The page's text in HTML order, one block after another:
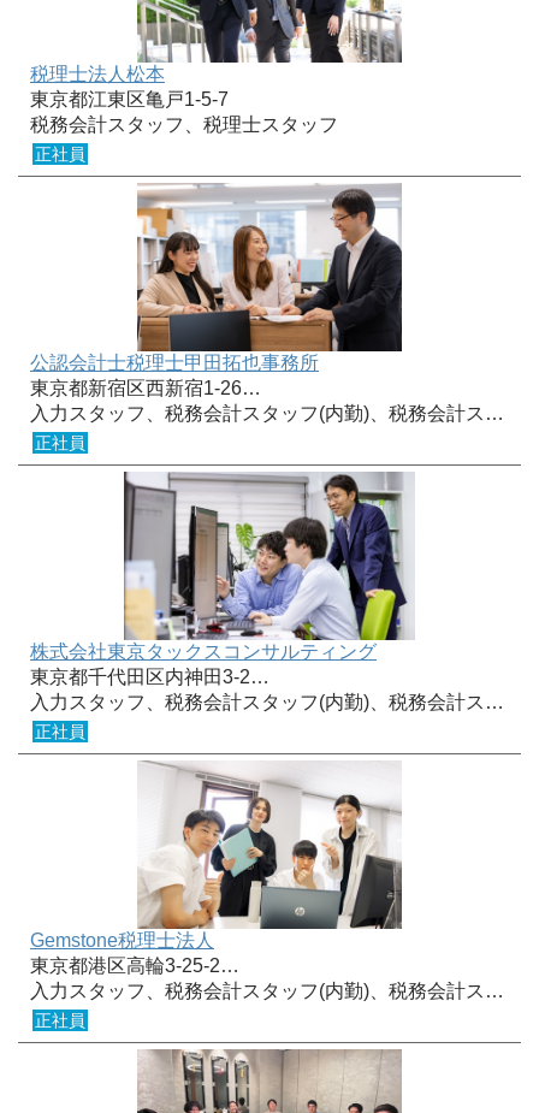
税理士法人松本
東京都江東区亀戸1-5-7
税務会計スタッフ、税理士スタッフ
正社員
公認会計士税理士甲田拓也事務所
東京都新宿区西新宿1-26…
入力スタッフ、税務会計スタッフ(内勤)、税務会計ス…
正社員
株式会社東京タックスコンサルティング
東京都千代田区内神田3-2…
入力スタッフ、税務会計スタッフ(内勤)、税務会計ス…
正社員
Gemstone税理士法人
東京都港区高輪3-25-2…
入力スタッフ、税務会計スタッフ(内勤)、税務会計ス…
正社員